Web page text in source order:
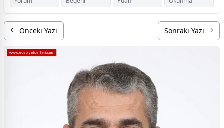
Önceki Yazı Sonraki Yazı